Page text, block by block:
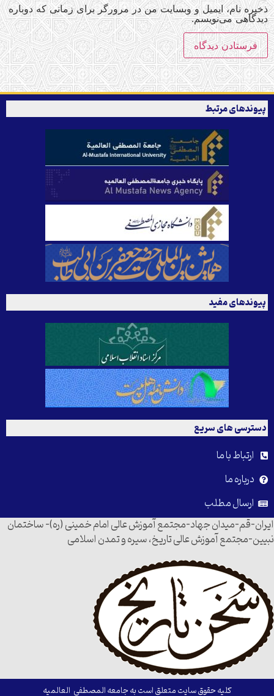
ذخیره نام، ایمیل و وبسایت من در مرورگر برای زمانی که دوباره
دیدگاهی می‌نویسم.
پیوندهای مرتبط
پیوندهای مفید
دسترسی های سریع
ارتباط با ما
درباره ما
ارسال مطلب
ایران-قم-میدان جهاد-مجتمع آموزش عالی امام خمینی (ره)- ساختمان
نبیین-مجتمع آموزش عالی تاریخ، سیره و تمدن اسلامی
کلیه حقوق سایت متعلق است به جامعه المصطفی العالمیه